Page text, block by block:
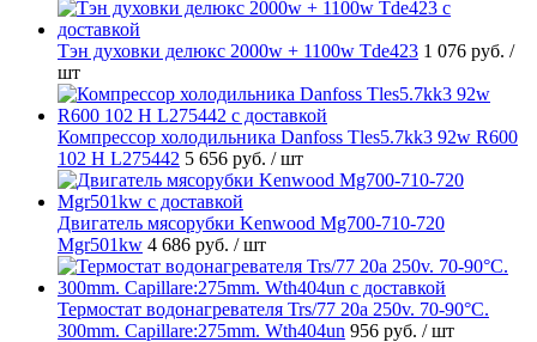
Тэн духовки делюкс 2000w + 1100w Tde423 1 076 руб. /
шт
Компрессор холодильника Danfoss Tles5.7kk3 92w R600
102 H L275442 5 656 руб. / шт
Двигатель мясорубки Kenwood Mg700-710-720
Mgr501kw 4 686 руб. / шт
Термостат водонагревателя Trs/77 20a 250v. 70-90°C.
300mm. Capillare:275mm. Wth404un 956 руб. / шт